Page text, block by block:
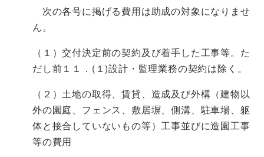
次の各号に掲げる費用は助成の対象になりませ
ん。
（１）交付決定前の契約及び着手した工事等。た
だし前１１．(１)設計・監理業務の契約は除く。
（２）土地の取得、賃貸、造成及び外構（建物以
外の園庭、フェンス、敷居塀、側溝、駐車場、躯
体と接合していないもの等）工事並びに造園工事
等の費用